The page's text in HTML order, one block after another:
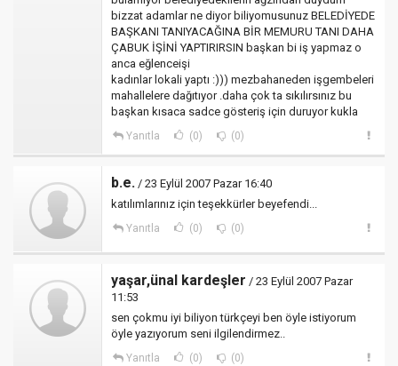
bizzat adamlar ne diyor biliyomusunuz BELEDİYEDE
BAŞKANI TANIYACAĞINA BİR MEMURU TANI DAHA
ÇABUK İŞİNİ YAPTIRIRSIN başkan bi iş yapmaz o
anca eğlenceişi
kadınlar lokali yaptı :))) mezbahaneden işgembeleri
mahallelere dağıtıyor .daha çok ta sıkılırsınız bu
başkan kısaca sadce gösteriş için duruyor kukla
Yanıtla (0) (0)
b.e. / 23 Eylül 2007 Pazar 16:40
katılımlarınız için teşekkürler beyefendi...
Yanıtla (0) (0)
yaşar,ünal kardeşler / 23 Eylül 2007 Pazar
11:53
sen çokmu iyi biliyon türkçeyi ben öyle istiyorum
öyle yazıyorum seni ilgilendirmez..
Yanıtla (0) (0)